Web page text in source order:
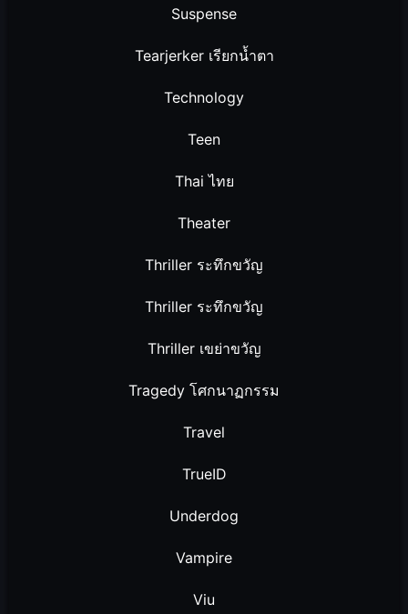
Suspense
Tearjerker เรียกน้ำตา
Technology
Teen
Thai ไทย
Theater
Thriller ระทึกขวัญ
Thriller ระทึกขวัญ
Thriller เขย่าขวัญ
Tragedy โศกนาฏกรรม
Travel
TrueID
Underdog
Vampire
Viu